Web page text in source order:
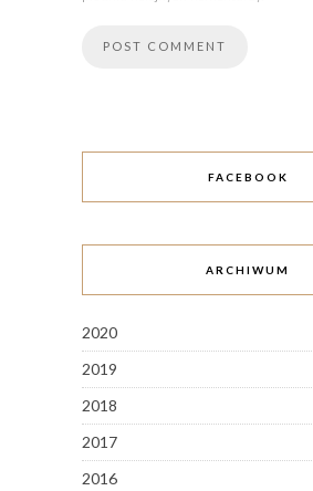
FACEBOOK
ARCHIWUM
2020
2019
2018
2017
2016